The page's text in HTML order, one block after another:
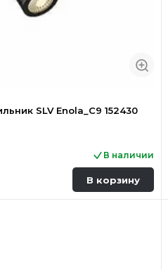
SLV Enola_C9 152430
В наличии
В корзину